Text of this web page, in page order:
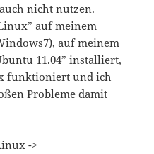
nicht nutzen.
auf meinem
auf meinem
11.04” installiert,
funktioniert und ich
Probleme damit
->